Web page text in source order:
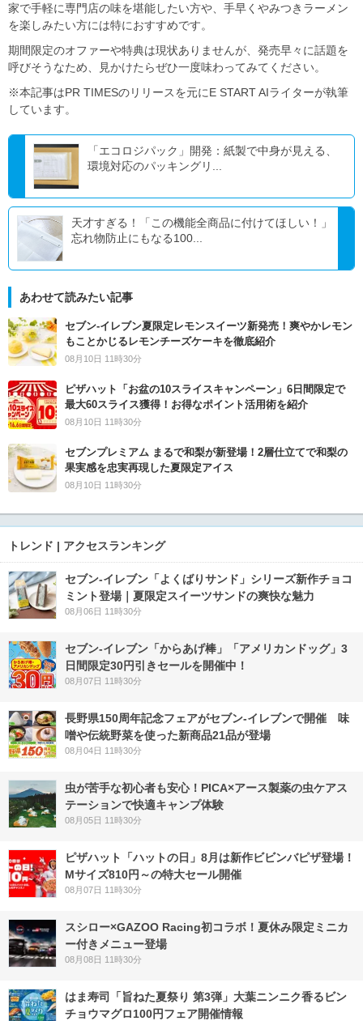
家で手軽に専門店の味を堪能したい方や、手早くやみつきラーメン
を楽しみたい方には特におすすめです。
期間限定のオファーや特典は現状ありませんが、発売早々に話題を
呼びそうなため、見かけたらぜひ一度味わってみてください。
※本記事はPR TIMESのリリースを元にE START AIライターが執筆
しています。
「エコロジパック」開発：紙製で中身が見える、
環境対応のパッキングリ...
天才すぎる！「この機能全商品に付けてほしい！」
忘れ物防止にもなる100...
あわせて読みたい記事
セブン‐イレブン夏限定レモンスイーツ新発売！爽やかレモン
もことかじるレモンチーズケーキを徹底紹介
08月10日 11時30分
ピザハット「お盆の10スライスキャンペーン」6日間限定で
最大60スライス獲得！お得なポイント活用術を紹介
08月10日 11時30分
セブンプレミアム まるで和梨が新登場！2層仕立てで和梨の
果実感を忠実再現した夏限定アイス
08月10日 11時30分
トレンド | アクセスランキング
セブン‐イレブン「よくばりサンド」シリーズ新作チョコ
ミント登場｜夏限定スイーツサンドの爽快な魅力
08月06日 11時30分
セブン‐イレブン「からあげ棒」「アメリカンドッグ」3
日間限定30円引きセールを開催中！
08月07日 11時30分
長野県150周年記念フェアがセブン-イレブンで開催 味
噌や伝統野菜を使った新商品21品が登場
08月04日 11時30分
虫が苦手な初心者も安心！PICA×アース製薬の虫ケアス
テーションで快適キャンプ体験
08月05日 11時30分
ピザハット「ハットの日」8月は新作ビビンバピザ登場！
Mサイズ810円～の特大セール開催
08月07日 11時30分
スシロー×GAZOO Racing初コラボ！夏休み限定ミニカ
ー付きメニュー登場
08月08日 11時30分
はま寿司「旨ねた夏祭り 第3弾」大葉ニンニク香るビン
チョウマグロ100円フェア開催情報